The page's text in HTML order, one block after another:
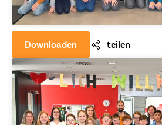
Downloaden teilen